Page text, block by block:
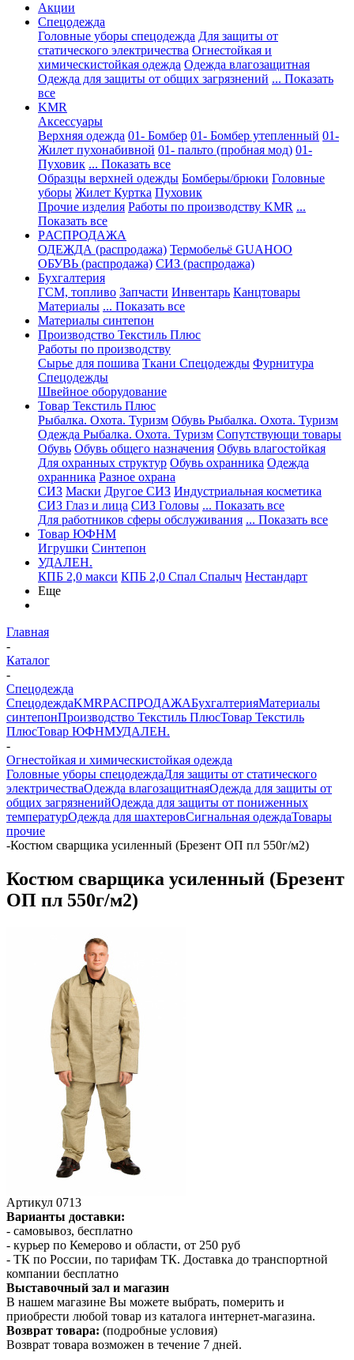
Акции
Спецодежда
Головные уборы спецодежда Для защиты от
статического электричества Огнестойкая и
химическистойкая одежда Одежда влагозащитная
Одежда для защиты от общих загрязнений ... Показать
все
KMR
Аксессуары
Верхняя одежда 01- Бомбер 01- Бомбер утепленный 01-
Жилет пухонабивной 01- пальто (пробная мод) 01-
Пуховик ... Показать все
Образцы верхней одежды Бомберы/брюки Головные
уборы Жилет Куртка Пуховик
Прочие изделия Работы по производству KMR ...
Показать все
PАСПРОДАЖА
ОДЕЖДА (распродажа) Термобельё GUAHOO
ОБУВЬ (распродажа) СИЗ (распродажа)
Бухгалтерия
ГСМ, топливо Запчасти Инвентарь Канцтовары
Материалы ... Показать все
Материалы синтепон
Производство Текстиль Плюс
Работы по производству
Сырье для пошива Ткани Спецодежды Фурнитура
Спецодежды
Швейное оборудование
Товар Текстиль Плюс
Рыбалка. Охота. Туризм Обувь Рыбалка. Охота. Туризм
Одежда Рыбалка. Охота. Туризм Сопутствующи товары
Обувь Обувь общего назначения Обувь влагостойкая
Для охранных структур Обувь охранника Одежда
охранника Разное охрана
СИЗ Маски Другое СИЗ Индустриальная косметика
СИЗ Глаз и лица СИЗ Головы ... Показать все
Для работников сферы обслуживания ... Показать все
Товар ЮФНМ
Игрушки Синтепон
УДАЛЕН.
КПБ 2,0 макси КПБ 2,0 Спал Спалыч Нестандарт
Еще
Главная
-
Каталог
-
Спецодежда
СпецодеждаKMRPАСПРОДАЖАБухгалтерияМатериалы
синтепонПроизводство Текстиль ПлюсТовар Текстиль
ПлюсТовар ЮФНМУДАЛЕН.
-
Огнестойкая и химическистойкая одежда
Головные уборы спецодеждаДля защиты от статического
электричестваОдежда влагозащитнаяОдежда для защиты от
общих загрязненийОдежда для защиты от пониженных
температурОдежда для шахтеровСигнальная одеждаТовары
прочие
-Костюм сварщика усиленный (Брезент ОП пл 550г/м2)
Костюм сварщика усиленный (Брезент
ОП пл 550г/м2)
Артикул 0713
Варианты доставки:
- самовывоз, бесплатно
- курьер по Кемерово и области, от 250 руб
- ТК по России, по тарифам ТК. Доставка до транспортной
компании бесплатно
Выставочный зал и магазин
В нашем магазине Вы можете выбрать, померить и
приобрести любой товар из каталога интернет-магазина.
Возврат товара: (подробные условия)
Возврат товара возможен в течение 7 дней.